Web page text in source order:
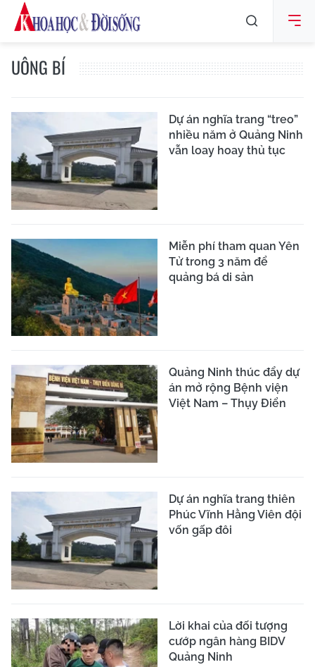
UÔNG BÍ
Dự án nghĩa trang “treo”
nhiều năm ở Quảng Ninh
vẫn loay hoay thủ tục
Miễn phí tham quan Yên
Tử trong 3 năm để
quảng bá di sản
Quảng Ninh thúc đẩy dự
án mở rộng Bệnh viện
Việt Nam – Thụy Điển
Dự án nghĩa trang thiên
Phúc Vĩnh Hằng Viên đội
vốn gấp đôi
Lời khai của đối tượng
cướp ngân hàng BIDV
Quảng Ninh